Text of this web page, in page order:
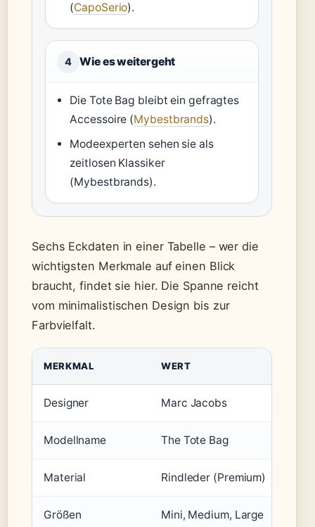
(CapoSerio).
4 Wie es weitergeht
Die Tote Bag bleibt ein gefragtes
Accessoire (Mybestbrands).
Modeexperten sehen sie als
zeitlosen Klassiker
(Mybestbrands).
Sechs Eckdaten in einer Tabelle – wer die
wichtigsten Merkmale auf einen Blick
braucht, findet sie hier. Die Spanne reicht
vom minimalistischen Design bis zur
Farbvielfalt.
MERKMAL WERT
Designer Marc Jacobs
Modellname The Tote Bag
Material Rindleder (Premium)
Größen Mini, Medium, Large